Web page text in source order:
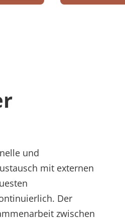
und
mit externen
Der
zwischen